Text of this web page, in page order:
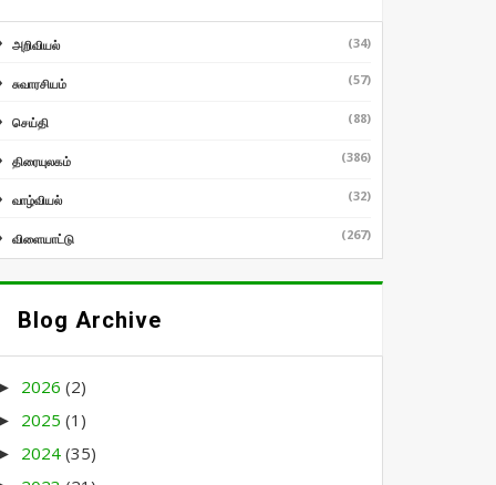
அறிவியல் (34)
சுவாரசியம் (57)
செய்தி (88)
திரையுலகம் (386)
வாழ்வியல் (32)
விளையாட்டு (267)
Blog Archive
► 2026(2)
► 2025(1)
► 2024(35)